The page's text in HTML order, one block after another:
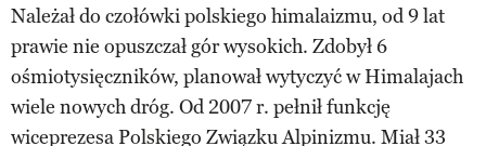
Należał do czołówki polskiego himalaizmu, od 9 lat
prawie nie opuszczał gór wysokich. Zdobył 6
ośmiotysięczników, planował wytyczyć w Himalajach
wiele nowych dróg. Od 2007 r. pełnił funkcję
wiceprezesa Polskiego Związku Alpinizmu. Miał 33